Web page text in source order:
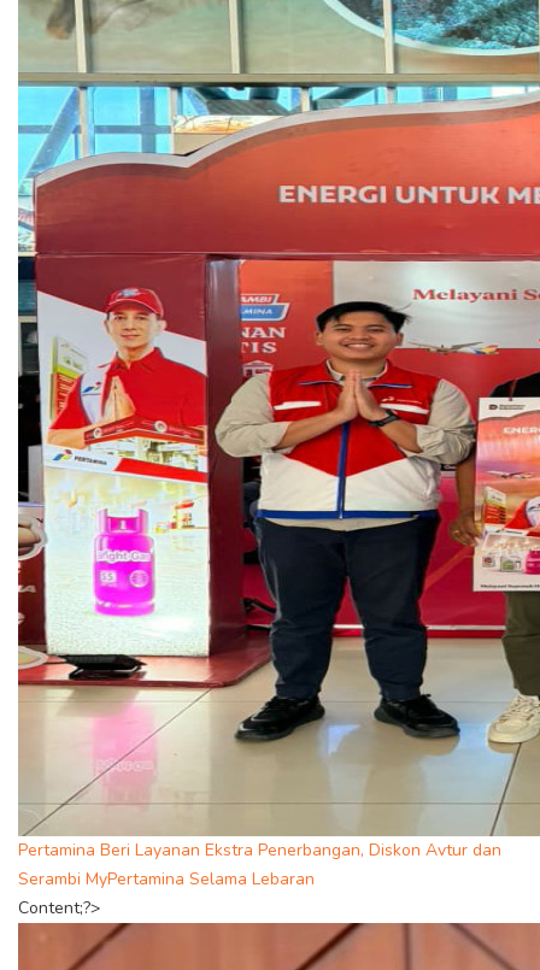
Pertamina Beri Layanan Ekstra Penerbangan, Diskon Avtur dan
Serambi MyPertamina Selama Lebaran
Content;?>